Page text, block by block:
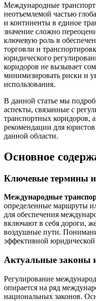
Международные транспортные коридоры становятся
неотъемлемой частью
и континенты в единое
значение сложно
ключевую роль в
торговли и
юридического
коридоров не вызывает
минимизировать риски и
использования.
В данной статье мы
аспекты, связанные с
транспортных коридоров,
рекомендации для
данной области.
Основное
Ключевые термины и
Международные
определенные маршруты
для обеспечения
включают в себя дороги,
воздушные пути.
эффективной
Актуальные законы
Регулирование
опирается на ряд
национальных законов.